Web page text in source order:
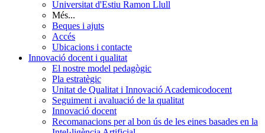
Universitat d'Estiu Ramon Llull
Més...
Beques i ajuts
Accés
Ubicacions i contacte
Innovació docent i qualitat
El nostre model pedagògic
Pla estratègic
Unitat de Qualitat i Innovació Academicodocent
Seguiment i avaluació de la qualitat
Innovació docent
Recomanacions per al bon ús de les eines basades en la